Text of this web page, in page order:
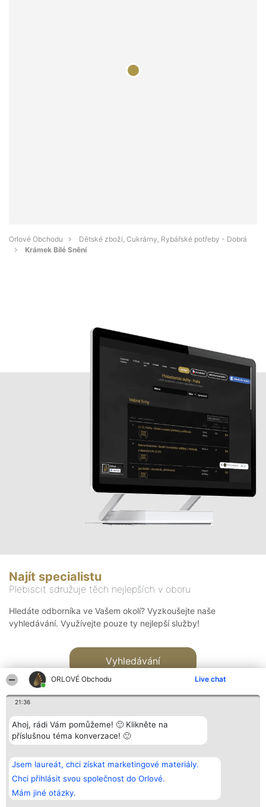
ORLOVÉ Obchodu Live chat
21:36
Ahoj, rádi Vám pomůžeme! 🙂 Klikněte na
příslušnou téma konverzace! 🙂
Jsem laureát, chci získat marketingové materiály.
Chci přihlásit svou společnost do Orlové.
Mám jiné otázky.
Orlové Obchodu
Dětské zboží, Cukrárny, Rybářské potřeby - Dobrá
Krámek Bílé Snění
Najít specialistu
Plebiscit sdružuje těch nejlepších v oboru
Hledáte odborníka ve Vašem okolí? Vyzkoušejte naše
vyhledávání. Využívejte pouze ty nejlepší služby!
Vyhledávání
Bright Side Solutions sp. z o.
o. sp. k.
ul. Ruska 22
Wrocław 50-079
KRS 0000749100 | Regon
381313360 | NIP 8943132676
Vítězové
Seznam všech
laureátů
Zásady
Zásady
Kontakt